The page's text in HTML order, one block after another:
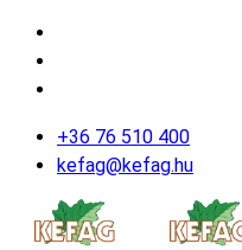
+36 76 510 400
kefag@kefag.hu